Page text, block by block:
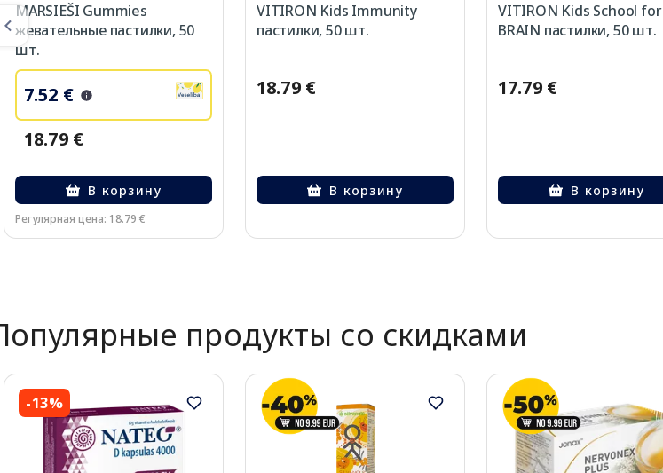
MARSIEŠI Gummies
жевательные пастилки, 50
шт.
7.52 €
18.79 €
В корзину
Регулярная цена: 18.79 €
VITIRON Kids Immunity
пастилки, 50 шт.
18.79 €
В корзину
VITIRON Kids School for
BRAIN пастилки, 50 шт.
17.79 €
В корзину
продукты со скидками
-13%